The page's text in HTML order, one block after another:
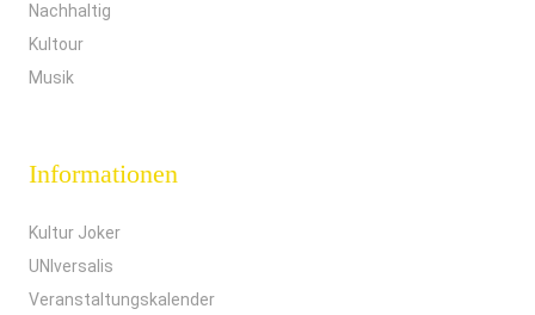
Nachhaltig
Kultour
Musik
Informationen
Kultur Joker
UNIversalis
Veranstaltungskalender